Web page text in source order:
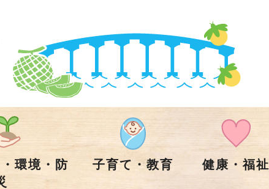
環境・防
子育て・教育 健康・福祉